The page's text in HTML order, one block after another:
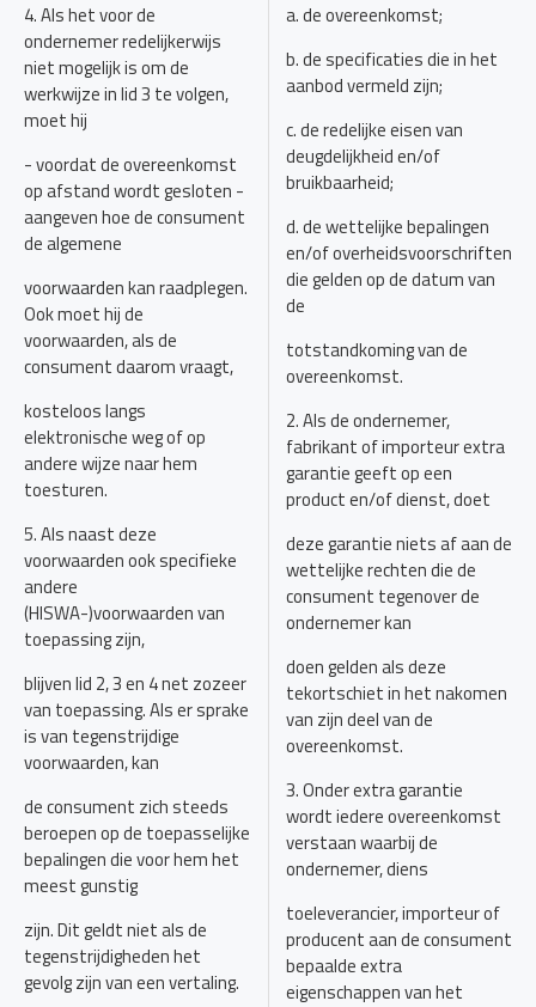
4. Als het voor de
ondernemer redelijkerwijs
niet mogelijk is om de
werkwijze in lid 3 te volgen,
moet hij
- voordat de overeenkomst
op afstand wordt gesloten -
aangeven hoe de consument
de algemene
voorwaarden kan raadplegen.
Ook moet hij de
voorwaarden, als de
consument daarom vraagt,
kosteloos langs
elektronische weg of op
andere wijze naar hem
toesturen.
5. Als naast deze
voorwaarden ook specifieke
andere
(HISWA-)voorwaarden van
toepassing zijn,
blijven lid 2, 3 en 4 net zozeer
van toepassing. Als er sprake
is van tegenstrijdige
voorwaarden, kan
de consument zich steeds
beroepen op de toepasselijke
bepalingen die voor hem het
meest gunstig
zijn. Dit geldt niet als de
tegenstrijdigheden het
gevolg zijn van een vertaling.
a. de overeenkomst;
b. de specificaties die in het
aanbod vermeld zijn;
c. de redelijke eisen van
deugdelijkheid en/of
bruikbaarheid;
d. de wettelijke bepalingen
en/of overheidsvoorschriften
die gelden op de datum van
de
totstandkoming van de
overeenkomst.
2. Als de ondernemer,
fabrikant of importeur extra
garantie geeft op een
product en/of dienst, doet
deze garantie niets af aan de
wettelijke rechten die de
consument tegenover de
ondernemer kan
doen gelden als deze
tekortschiet in het nakomen
van zijn deel van de
overeenkomst.
3. Onder extra garantie
wordt iedere overeenkomst
verstaan waarbij de
ondernemer, diens
toeleverancier, importeur of
producent aan de consument
bepaalde extra
eigenschappen van het